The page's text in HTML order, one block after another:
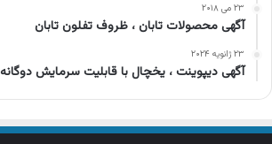
۲۳ می ۲۰۱۸
آگهی محصولات تابان ، ظروف تفلون تابان
۲۳ ژانویه ۲۰۲۴
آگهی دیپوینت ، یخچال با قابلیت سرمایش دوگانه